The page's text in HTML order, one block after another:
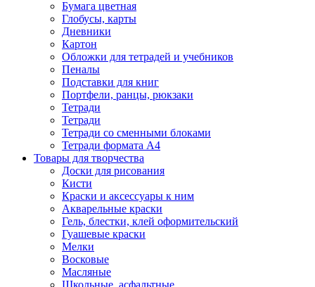
Бумага цветная
Глобусы, карты
Дневники
Картон
Обложки для тетрадей и учебников
Пеналы
Подставки для книг
Портфели, ранцы, рюкзаки
Тетради
Тетради
Тетради со сменными блоками
Тетради формата А4
Товары для творчества
Доски для рисования
Кисти
Краски и аксессуары к ним
Акварельные краски
Гель, блестки, клей оформительский
Гуашевые краски
Мелки
Восковые
Масляные